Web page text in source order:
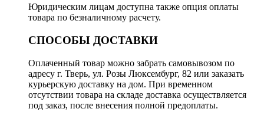
Юридическим лицам доступна также опция оплаты
товара по безналичному расчету.
СПОСОБЫ ДОСТАВКИ
Оплаченный товар можно забрать самовывозом по
адресу г. Тверь, ул. Розы Люксембург, 82 или заказать
курьерскую доставку на дом. При временном
отсутствии товара на складе доставка осуществляется
под заказ, после внесения полной предоплаты.